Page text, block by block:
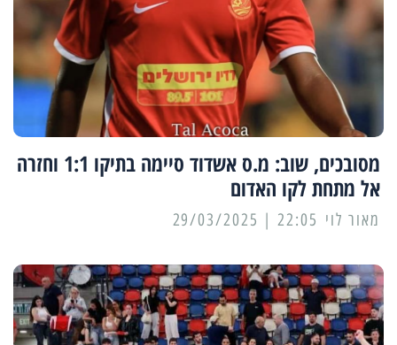
מסובכים, שוב: מ.ס אשדוד סיימה בתיקו 1:1 וחזרה
אל מתחת לקו האדום
מאור לוי 22:05 | 29/03/2025